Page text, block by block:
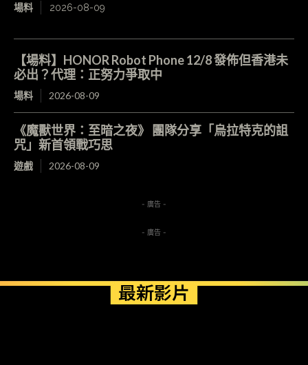
場料 2026-08-09
【場料】HONOR Robot Phone 12/8 發佈但香港未
必出？代理：正努力爭取中
場料 2026-08-09
《魔獸世界：至暗之夜》 團隊分享「烏拉特克的詛
咒」新首領戰巧思
遊戲 2026-08-09
- 廣告 -
- 廣告 -
最新影片